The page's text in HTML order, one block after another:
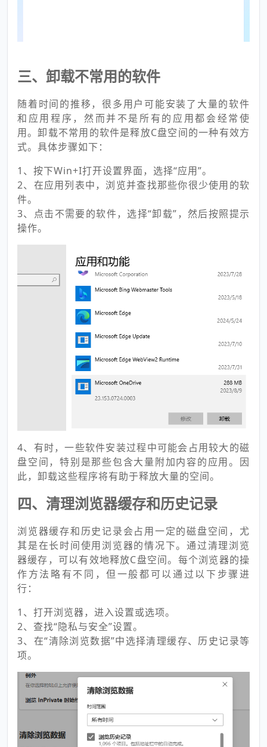
三、卸载不常用的软件
随着时间的推移，很多用户可能安装了大量的软件
和应用程序，然而并不是所有的应用都会经常使
用。卸载不常用的软件是释放C盘空间的一种有效方
式。具体步骤如下：
1、按下Win+I打开设置界面，选择“应用”。
2、在应用列表中，浏览并查找那些你很少使用的软
件。
3、点击不需要的软件，选择“卸载”，然后按照提示
操作。
4、有时，一些软件安装过程中可能会占用较大的磁
盘空间，特别是那些包含大量附加内容的应用。因
此，卸载这些程序将有助于释放大量的空间。
四、清理浏览器缓存和历史记录
浏览器缓存和历史记录会占用一定的磁盘空间，尤
其是在长时间使用浏览器的情况下。通过清理浏览
器缓存，可以有效地释放C盘空间。每个浏览器的操
作方法略有不同，但一般都可以通过以下步骤进
行：
1、打开浏览器，进入设置或选项。
2、查找“隐私与安全”设置。
3、在“清除浏览数据”中选择清理缓存、历史记录等
项。